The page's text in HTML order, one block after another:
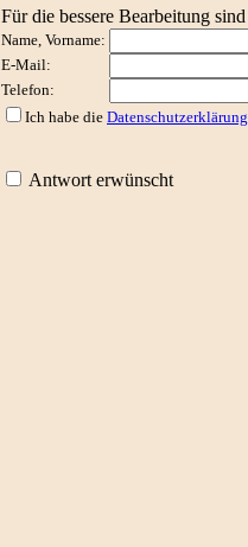
Für die bessere Bearbeitung
Name, Vorname:
E-Mail:
Telefon:
Ich habe die Datenschutzerklärung
Antwort